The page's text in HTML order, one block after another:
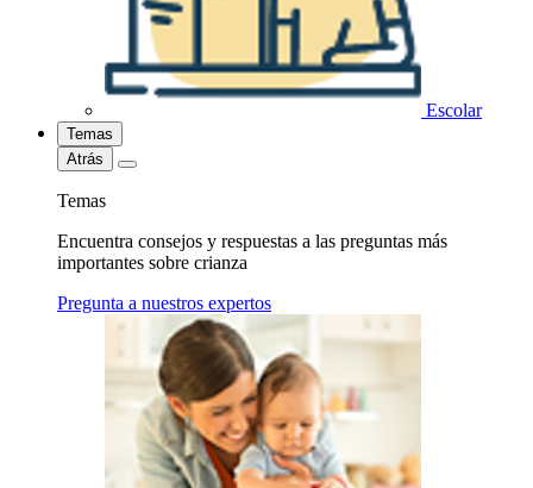
Escolar
Temas
Atrás
Temas
Encuentra consejos y respuestas a las preguntas más
importantes sobre crianza
Pregunta a nuestros expertos